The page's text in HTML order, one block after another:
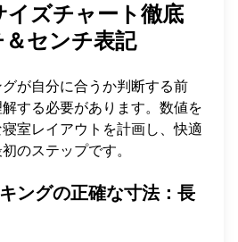
イズチャート徹底
センチ表記
が自分に合うか判断する前
する必要があります。数値を
室レイアウトを計画し、快適
のステップです。
ングの正確な寸法：長